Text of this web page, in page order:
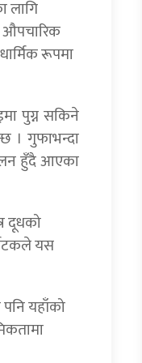
लागि
औपचारिक
रूपमा
पुग्न सकिने
। गुफाभन्दा
हुँदै आएका
दूधको
यस
यहाँको